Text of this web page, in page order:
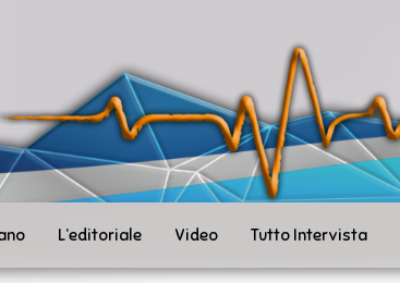
L’editoriale Video Tutto Intervista